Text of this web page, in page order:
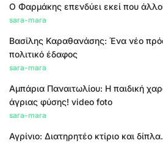
Ο Φαρμάκης επενδύει εκεί που
sara-mara
Βασίλης Καραθανάσης: Ένα νέο
πολιτικό έδαφος
sara-mara
Αμπάρια Παναιτωλίου: Η παιδική
άγριας φύσης! video foto
sara-mara
Αγρίνιο: Διατηρητέο κτίριο και